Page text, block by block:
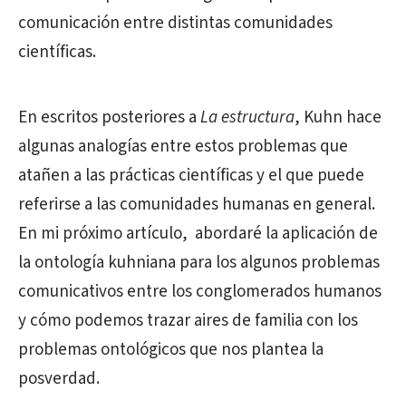
comunicación entre distintas comunidades
científicas.
En escritos posteriores aLa estructura, Kuhn hace
algunas analogías entre estos problemas que
atañen a las prácticas científicas y el que puede
referirse a las comunidades humanas en general.
En mi próximo artículo, abordaré la aplicación de
la ontología kuhniana para los algunos problemas
comunicativos entre los conglomerados humanos
y cómo podemos trazar aires de familia con los
problemas ontológicos que nos plantea la
posverdad.